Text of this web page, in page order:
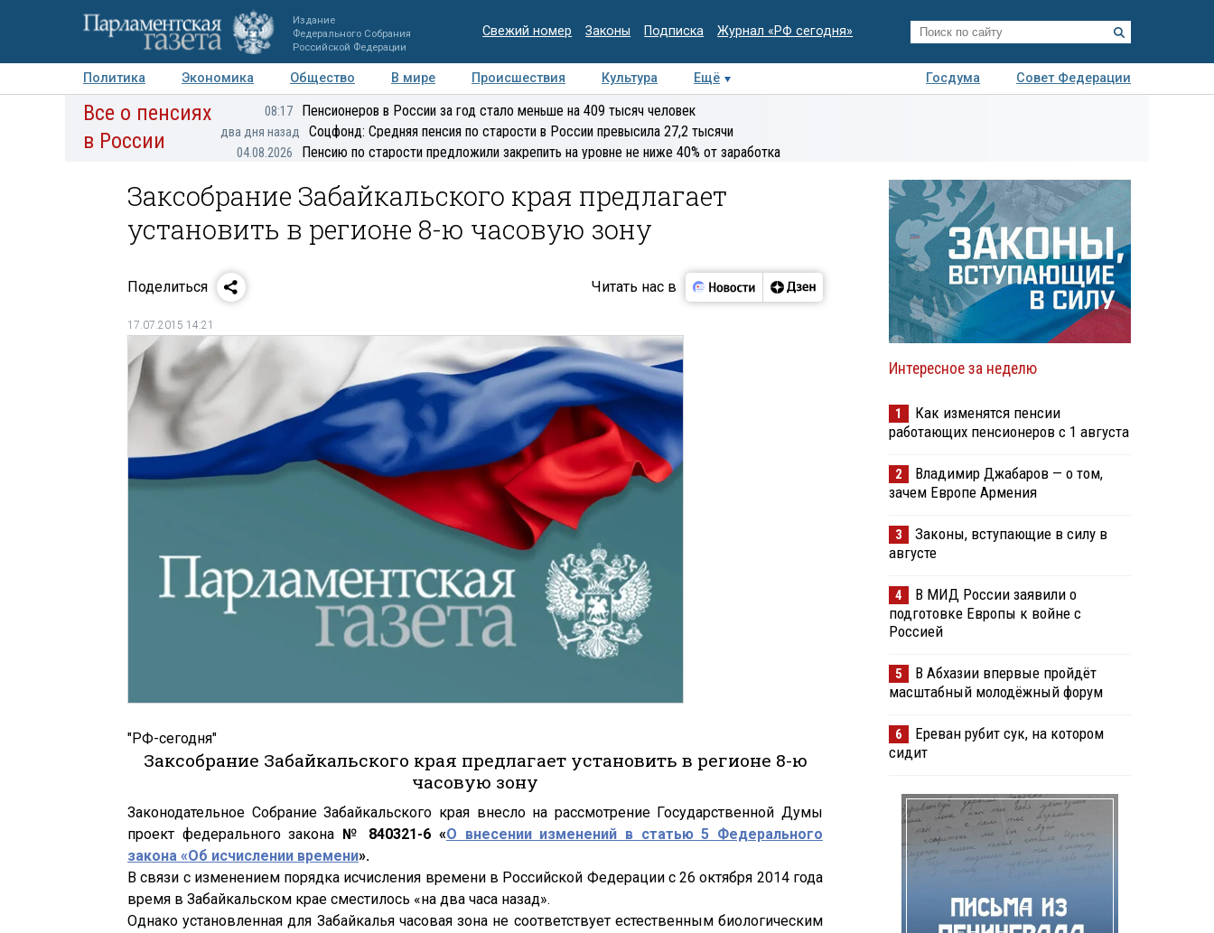
Издание
Федерального Собрания
Российской Федерации
Свежий номер Законы Подписка Журнал «РФ сегодня»
Политика Экономика Общество В мире Происшествия Культура Ещё Госдума
Совет Федерации
Авторы Персоны Мнения Регионы Медиацентр Интервью Колумнисты
Все о пенсиях
в России
08:17 Пенсионеров в России за год стало меньше на 409 тысяч человек
два дня назад Соцфонд: Средняя пенсия по старости в России превысила 27,2 тысячи
04.08.2026 Пенсию по старости предложили закрепить на уровне не ниже 40% от заработка
Заксобрание Забайкальского края предлагает
установить в регионе 8-ю часовую зону
Поделиться Читать нас в
17.07.2015 14:21
"РФ-сегодня"
Заксобрание Забайкальского края предлагает установить в регионе 8-ю
часовую зону
Законодательное Собрание Забайкальского края внесло на рассмотрение Государственной Думы
проект федерального закона № 840321-6 «О внесении изменений в статью 5 Федерального
закона «Об исчислении времени».
В связи с изменением порядка исчисления времени в Российской Федерации с 26 октября 2014 года
время в Забайкальском крае сместилось «на два часа назад».
Однако установленная для Забайкалья часовая зона не соответствует естественным биологическим
Интересное за неделю
1
Как изменятся пенсии
работающих пенсионеров с 1 августа
2
Владимир Джабаров — о том,
зачем Европе Армения
3
Законы, вступающие в силу в
августе
4
В МИД России заявили о
подготовке Европы к войне с
Россией
5
В Абхазии впервые пройдёт
масштабный молодёжный форум
6
Ереван рубит сук, на котором
сидит